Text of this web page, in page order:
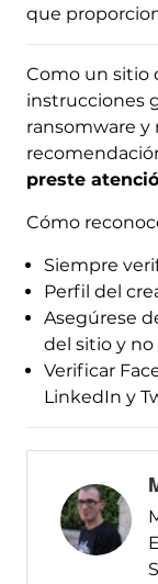
que
Como un sitio
instrucciones
ransomware y
preste
Cómo
Siempre
Perfil del
Asegúrese
del sitio y no
Verificar
LinkedIn y